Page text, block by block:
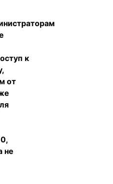
к
от
не